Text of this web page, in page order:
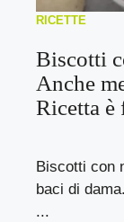
RICETTE
Biscotti
Anche
Ricetta è
Biscotti con
baci di
...